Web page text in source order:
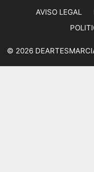
AVISO LEGAL
© 2026